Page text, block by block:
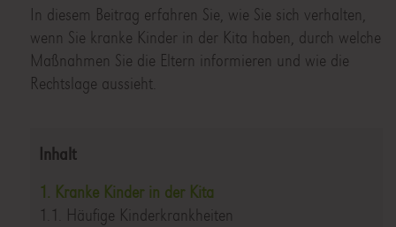
In diesem Beitrag erfahren Sie, wie Sie sich verhalten,
wenn Sie kranke Kinder in der Kita haben, durch welche
Maßnahmen Sie die Eltern informieren und wie die
Rechtslage aussieht.
Inhalt
1. Kranke Kinder in der Kita
1.1. Häufige Kinderkrankheiten